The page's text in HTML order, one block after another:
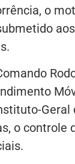
o
Geral
o controle